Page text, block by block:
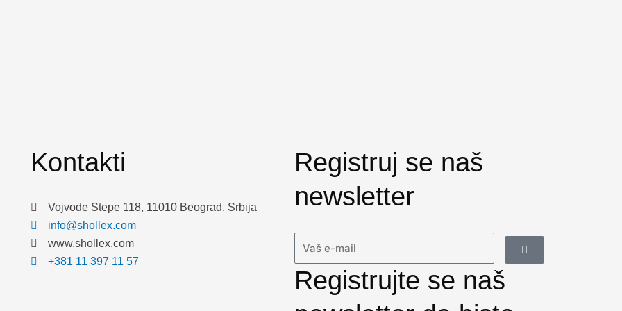
Kontakti
Vojvode Stepe 118, 11010 Beograd, Srbija
info@shollex.com
www.shollex.com
+381 11 397 11 57
Registruj se naš
newsletter
Submit
Registrujte se naš